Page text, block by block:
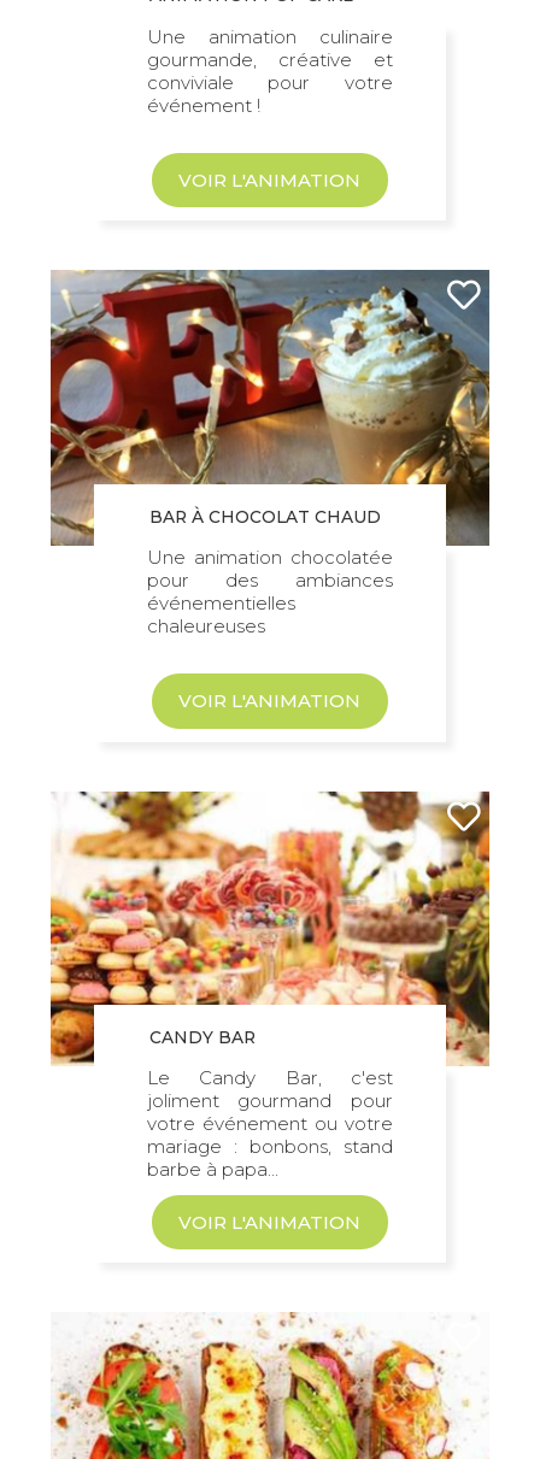
Une animation culinaire
gourmande, créative et
conviviale pour votre
événement !
VOIR L'ANIMATION
BAR À CHOCOLAT CHAUD
Une animation chocolatée
pour des ambiances
événementielles
chaleureuses
VOIR L'ANIMATION
CANDY BAR
Le Candy Bar, c'est
joliment gourmand pour
votre événement ou votre
mariage : bonbons, stand
barbe à papa...
VOIR L'ANIMATION